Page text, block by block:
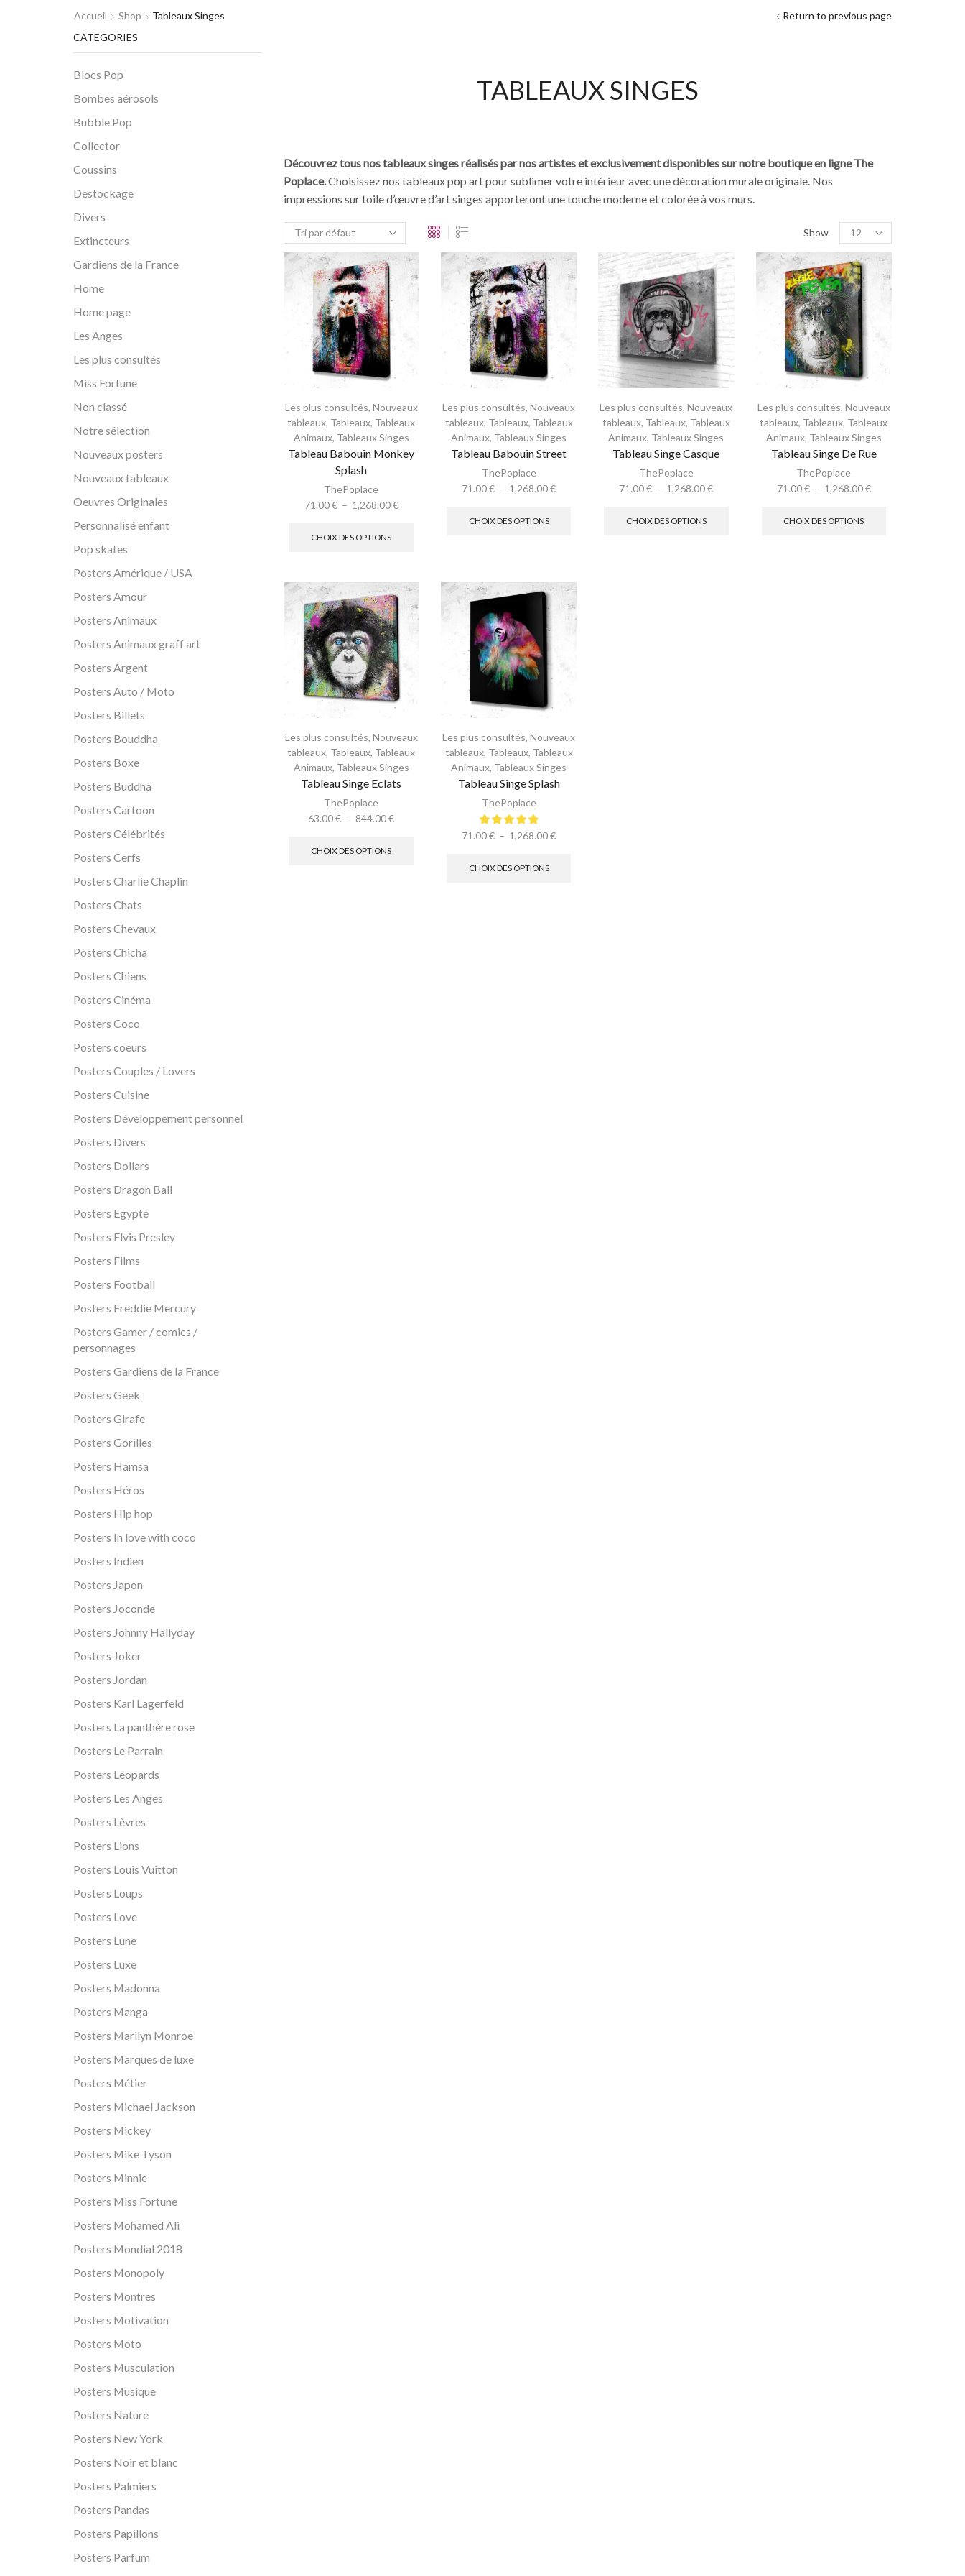
Accueil Shop Tableaux Singes Return to previous page
TABLEAUX SINGES
Découvrez tous nos tableaux singes réalisés par nos artistes et exclusivement disponibles sur notre boutique en ligne The
Poplace.Choisissez nos tableaux pop art pour sublimer votre intérieur avec une décoration murale originale. Nos
impressions sur toile d’œuvre d’art singes apporteront une touche moderne et colorée à vos murs.
Show
Les plus consultés, Nouveaux
tableaux, Tableaux, Tableaux
Animaux, Tableaux Singes
Tableau Babouin Monkey
Splash
ThePoplace
71.00€ – 1,268.00€
CHOIX DES OPTIONS
Les plus consultés,Nouveaux
tableaux, Tableaux, Tableaux
Animaux, Tableaux Singes
Tableau Babouin Street
ThePoplace
71.00€ – 1,268.00€
CHOIX DES OPTIONS
Les plus consultés,Nouveaux
tableaux, Tableaux, Tableaux
Animaux, Tableaux Singes
Tableau Singe Casque
ThePoplace
71.00€ – 1,268.00€
CHOIX DES OPTIONS
Les plus consultés, Nouveaux
tableaux, Tableaux, Tableaux
Animaux, Tableaux Singes
Tableau Singe De Rue
ThePoplace
71.00€ – 1,268.00€
CHOIX DES OPTIONS
Les plus consultés, Nouveaux
tableaux, Tableaux, Tableaux
Animaux, Tableaux Singes
Tableau Singe Eclats
ThePoplace
63.00€ – 844.00€
CHOIX DES OPTIONS
Les plus consultés,Nouveaux
tableaux, Tableaux, Tableaux
Animaux, Tableaux Singes
Tableau Singe Splash
ThePoplace
71.00€ – 1,268.00€
CHOIX DES OPTIONS
CATEGORIES
Blocs Pop
Bombes aérosols
Bubble Pop
Collector
Coussins
Destockage
Divers
Extincteurs
Gardiens de la France
Home
Home page
Les Anges
Les plus consultés
Miss Fortune
Non classé
Notre sélection
Nouveaux posters
Nouveaux tableaux
Oeuvres Originales
Personnalisé enfant
Pop skates
Posters Amérique / USA
Posters Amour
Posters Animaux
Posters Animaux graff art
Posters Argent
Posters Auto / Moto
Posters Billets
Posters Bouddha
Posters Boxe
Posters Buddha
Posters Cartoon
Posters Célébrités
Posters Cerfs
Posters Charlie Chaplin
Posters Chats
Posters Chevaux
Posters Chicha
Posters Chiens
Posters Cinéma
Posters Coco
Posters coeurs
Posters Couples / Lovers
Posters Cuisine
Posters Développement personnel
Posters Divers
Posters Dollars
Posters Dragon Ball
Posters Egypte
Posters Elvis Presley
Posters Films
Posters Football
Posters Freddie Mercury
Posters Gamer / comics /
personnages
Posters Gardiens de la France
Posters Geek
Posters Girafe
Posters Gorilles
Posters Hamsa
Posters Héros
Posters Hip hop
Posters In love with coco
Posters Indien
Posters Japon
Posters Joconde
Posters Johnny Hallyday
Posters Joker
Posters Jordan
Posters Karl Lagerfeld
Posters La panthère rose
Posters Le Parrain
Posters Léopards
Posters Les Anges
Posters Lèvres
Posters Lions
Posters Louis Vuitton
Posters Loups
Posters Love
Posters Lune
Posters Luxe
Posters Madonna
Posters Manga
Posters Marilyn Monroe
Posters Marques de luxe
Posters Métier
Posters Michael Jackson
Posters Mickey
Posters Mike Tyson
Posters Minnie
Posters Miss Fortune
Posters Mohamed Ali
Posters Mondial 2018
Posters Monopoly
Posters Montres
Posters Motivation
Posters Moto
Posters Musculation
Posters Musique
Posters Nature
Posters New York
Posters Noir et blanc
Posters Palmiers
Posters Pandas
Posters Papillons
Posters Parfum